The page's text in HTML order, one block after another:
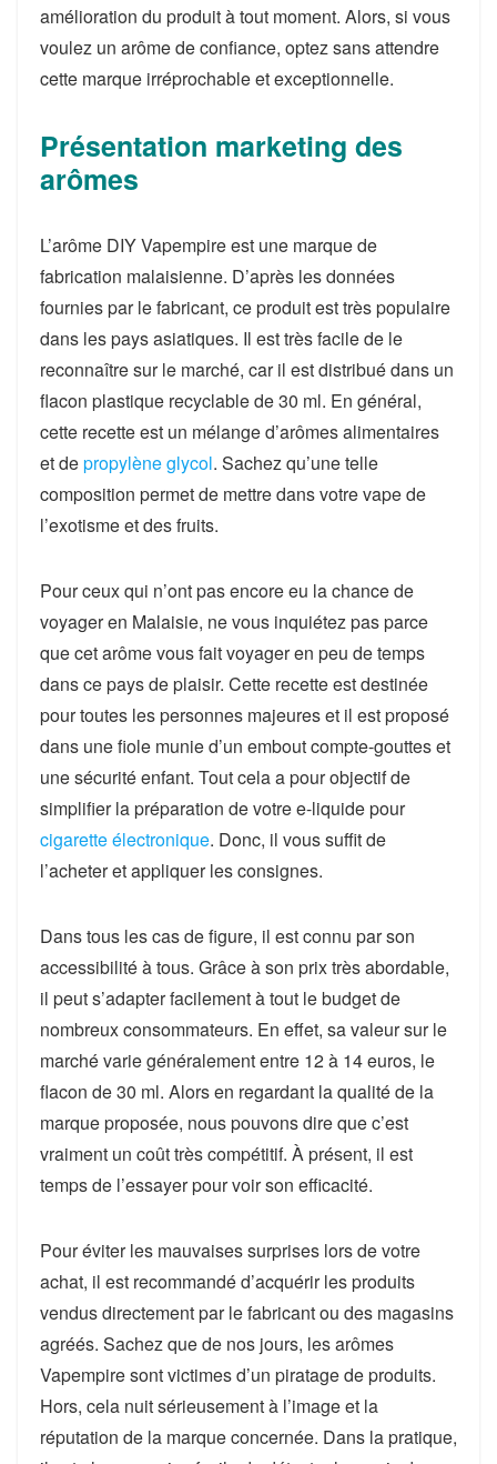
amélioration du produit à tout moment. Alors, si vous
voulez un arôme de confiance, optez sans attendre
cette marque irréprochable et exceptionnelle.
Présentation marketing des
arômes
L’arôme DIY Vapempire est une marque de
fabrication malaisienne. D’après les données
fournies par le fabricant, ce produit est très populaire
dans les pays asiatiques. Il est très facile de le
reconnaître sur le marché, car il est distribué dans un
flacon plastique recyclable de 30 ml. En général,
cette recette est un mélange d’arômes alimentaires
et depropylène glycol. Sachez qu’une telle
composition permet de mettre dans votre vape de
l’exotisme et des fruits.
Pour ceux qui n’ont pas encore eu la chance de
voyager en Malaisie, ne vous inquiétez pas parce
que cet arôme vous fait voyager en peu de temps
dans ce pays de plaisir. Cette recette est destinée
pour toutes les personnes majeures et il est proposé
dans une fiole munie d’un embout compte-gouttes et
une sécurité enfant. Tout cela a pour objectif de
simplifier la préparation de votre e-liquide pour
cigarette électronique. Donc, il vous suffit de
l’acheter et appliquer les consignes.
Dans tous les cas de figure, il est connu par son
accessibilité à tous. Grâce à son prix très abordable,
il peut s’adapter facilement à tout le budget de
nombreux consommateurs. En effet, sa valeur sur le
marché varie généralement entre 12 à 14 euros, le
flacon de 30 ml. Alors en regardant la qualité de la
marque proposée, nous pouvons dire que c’est
vraiment un coût très compétitif. À présent, il est
temps de l’essayer pour voir son efficacité.
Pour éviter les mauvaises surprises lors de votre
achat, il est recommandé d’acquérir les produits
vendus directement par le fabricant ou des magasins
agréés. Sachez que de nos jours, les arômes
Vapempire sont victimes d’un piratage de produits.
Hors, cela nuit sérieusement à l’image et la
réputation de la marque concernée. Dans la pratique,